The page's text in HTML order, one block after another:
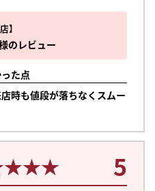
のレビュー
た点
時も値段が落ちなくスムー
5